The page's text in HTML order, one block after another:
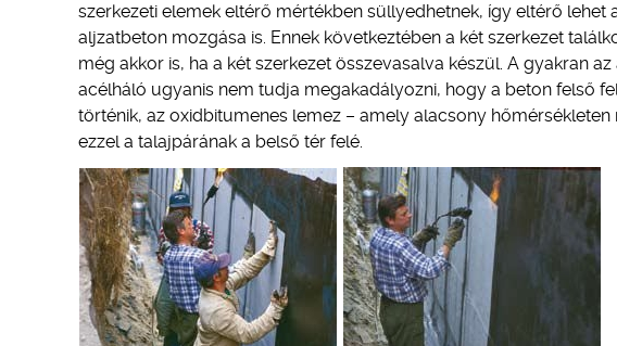
szerkezeti elemek eltérő mértékben süllyedhetnek, így eltérő lehet
aljzatbeton mozgása is. Ennek következtében a két szerkezet
még akkor is, ha a két szerkezet összevasalva készül. A gyakran
acélháló ugyanis nem tudja megakadályozni, hogy a beton felső
történik, az oxidbitumenes lemez – amely alacsony
ezzel a talajpárának a belső tér felé.